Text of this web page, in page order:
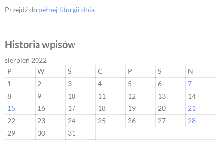
Przejdź do pełnej liturgii dnia
Historia wpisów
sierpień 2022
P
W Ś C P S
N
1
2 3 4 5 6
7
8
9 10 11 12 13
14
15
16 17 18 19 20
21
22
23 24 25 26 27
28
29
30 31